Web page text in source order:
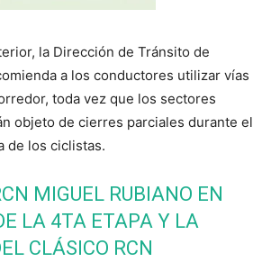
la Dirección de Tránsito de
a los conductores utilizar vías
toda vez que los sectores
objeto de cierres parciales durante el
de los ciclistas.
MIGUEL RUBIANO EN
LA 4TA ETAPA Y LA
CLÁSICO RCN